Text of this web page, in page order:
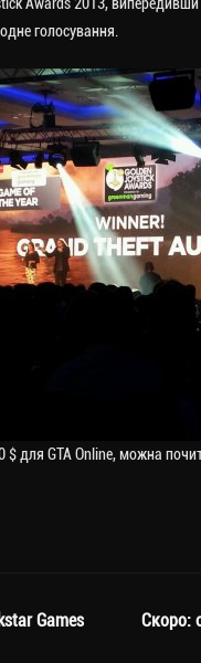
голосування.
для GTA Online, можна
Games
Скоро: